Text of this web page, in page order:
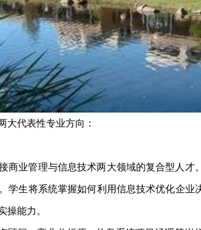
大代表性专业方向：
商业管理与信息技术两大领域的复合型人
学生将系统掌握如何利用信息技术优化企
操能力。